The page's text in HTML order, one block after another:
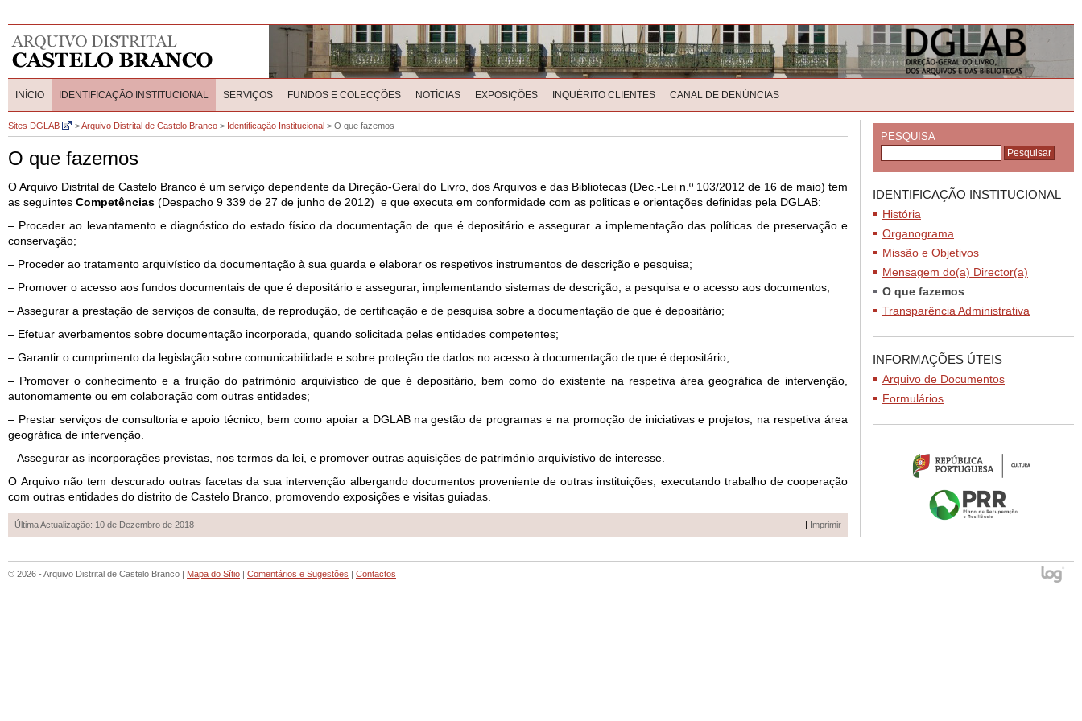
INÍCIO IDENTIFICAÇÃO INSTITUCIONAL SERVIÇOS FUNDOS E COLECÇÕES NOTÍCIAS EXPOSIÇÕES INQUÉRITO CLIENTES CANAL DE DENÚNCIAS
Sites DGLAB >Arquivo Distrital de Castelo Branco > Identificação Institucional > O que fazemos
O que fazemos
O Arquivo Distrital de Castelo Branco é um serviço dependente da Direção-Geral do Livro, dos Arquivos e das Bibliotecas (Dec.-Lei n.º 103/2012 de 16 de maio) tem
as seguintes Competências (Despacho 9 339 de 27 de junho de 2012) e que executa em conformidade com as politicas e orientações definidas pela DGLAB:
– Proceder ao levantamento e diagnóstico do estado físico da documentação de que é depositário e assegurar a implementação das políticas de preservação e
conservação;
– Proceder ao tratamento arquivístico da documentação à sua guarda e elaborar os respetivos instrumentos de descrição e pesquisa;
– Promover o acesso aos fundos documentais de que é depositário e assegurar, implementando sistemas de descrição, a pesquisa e o acesso aos documentos;
– Assegurar a prestação de serviços de consulta, de reprodução, de certificação e de pesquisa sobre a documentação de que é depositário;
– Efetuar averbamentos sobre documentação incorporada, quando solicitada pelas entidades competentes;
– Garantir o cumprimento da legislação sobre comunicabilidade e sobre proteção de dados no acesso à documentação de que é depositário;
– Promover o conhecimento e a fruição do património arquivístico de que é depositário, bem como do existente na respetiva área geográfica de intervenção,
autonomamente ou em colaboração com outras entidades;
– Prestar serviços de consultoria e apoio técnico, bem como apoiar a DGLAB na gestão de programas e na promoção de iniciativas e projetos, na respetiva área
geográfica de intervenção.
– Assegurar as incorporações previstas, nos termos da lei, e promover outras aquisições de património arquivístivo de interesse.
O Arquivo não tem descurado outras facetas da sua intervenção albergando documentos proveniente de outras instituições, executando trabalho de cooperação
com outras entidades do distrito de Castelo Branco, promovendo exposições e visitas guiadas.
Última Actualização: 10 de Dezembro de 2018 | Imprimir
PESQUISA
IDENTIFICAÇÃO INSTITUCIONAL
História
Organograma
Missão e Objetivos
Mensagem do(a) Director(a)
O que fazemos
Transparência Administrativa
INFORMAÇÕES ÚTEIS
Arquivo de Documentos
Formulários
© 2026 - Arquivo Distrital de Castelo Branco | Mapa do Sítio | Comentários e Sugestões | Contactos